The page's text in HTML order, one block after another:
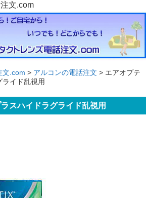
文.com
文.com > アルコンの電話注文 > エアオプテ
ライド乱視用
スハイドラグライド乱視用